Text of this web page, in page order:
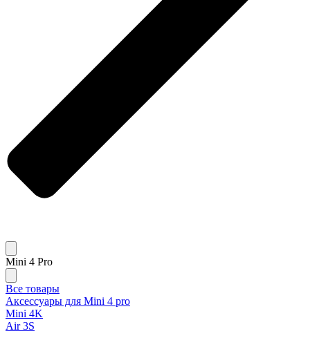
Mini 4 Pro
Все товары
Аксессуары для Mini 4 pro
Mini 4K
Air 3S